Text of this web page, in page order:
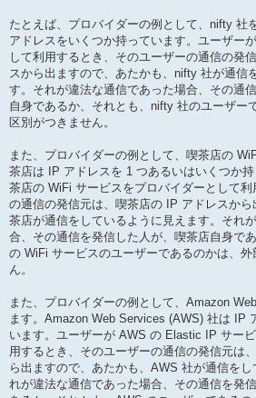
たとえば、プロバイダーの例として、nifty 社
アドレスをいくつか持っています。ユーザー
して利用するとき、そのユーザーの通信の発
スから出ますので、あたかも、nifty 社が通信
す。それが違法な通信であった場合、その通
自身であるか、それとも、nifty 社のユーザー
区別がつきません。
また、プロバイダーの例として、喫茶店の
茶店は IP アドレスを 1 つあるいはいくつか
茶店の WiFi サービスをプロバイダーとして
の通信の発信元は、喫茶店の IP アドレスか
茶店が通信をしているように見えます。それ
合、その通信を発信した人が、喫茶店自身で
の WiFi サービスのユーザーであるのかは、
ん。
また、プロバイダーの例として、Amazon
ます。Amazon Web Services (AWS) 社は IP
います。ユーザーが AWS の Elastic IP サー
用するとき、そのユーザーの通信の発信元は
ら出ますので、あたかも、AWS 社が通信を
れが違法な通信であった場合、その通信を発